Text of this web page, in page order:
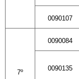
0090107
7º
0090084
0090135